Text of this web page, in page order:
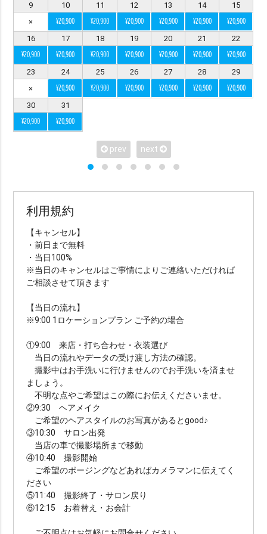
9 10 11 12 13 14
15
×
¥20,900 ¥20,900 ¥20,900 ¥20,900 ¥20,900 ¥20,900
16 17 18 19 20 21 22
¥20,900 ¥20,900 ¥20,900 ¥20,900 ¥20,900 ¥20,900 ¥20,900
23 24 25 26 27 28
29
×
¥20,900 ¥20,900 ¥20,900 ¥20,900 ¥20,900 ¥20,900
30 31
¥20,900 ¥20,900
prev next
利用規約
【キャンセル】
・前日まで無料
・当日100%
※当日のキャンセルはご事情によりご連絡いただければ
ご相談させて頂きます
【当日の流れ】
※9:00 1ロケーションプラン ご予約の場合
①9:00 来店・打ち合わせ・衣装選び
当日の流れやデータの受け渡し方法の確認。
撮影中はお手洗いに行けませんのでお手洗いを済ませ
ましょう。
​不明な点やご希望はこの際にお伝えくださいませ。
②9:30 ヘアメイク
ご希望のヘアスタイルのお写真があるとgood♪
③10:30 サロン出発
当店の車で撮影場所まで移動
④10:40 撮影開始
ご希望のポージングなどあればカメラマンに伝えてく
ださい
⑤11:40 撮影終了・サロン戻り
⑥12:15 お着替え・お会計
絞り込みで検索
※ エリア（1つ選択）
all
沖縄本島 宮古島
石垣島・八重山
八重山
久米島
渡嘉敷島・座間味島
与論島・鹿児島・屋久島
※ シチュエーションで選ぶ
チャペル スタジオ
水中 サンセット 星空 挙式
ビーチ挙式
アメリカンビレッジ
アクティビティー
カップル ファミリー マタニティ
衣装で選ぶ
ドレス・タキシード付き（オプションも含む）
ドレス・タキシード持ち込み可
衣装のみ 私服
ヘアメイクで選ぶ
ヘアメイクあり（オプション含む）